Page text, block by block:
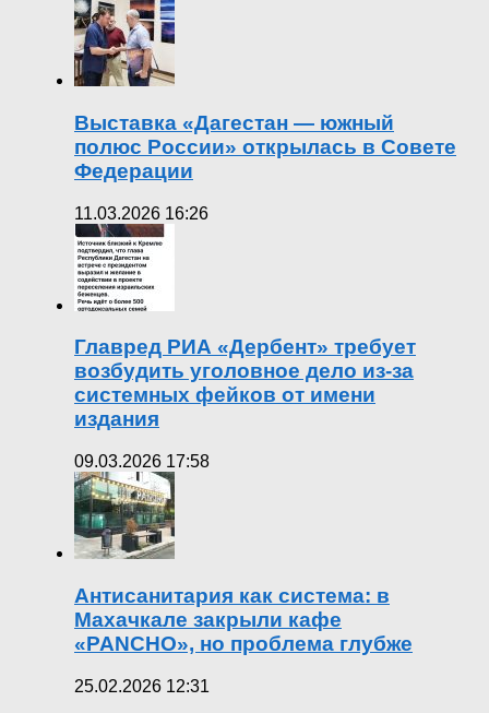
Выставка «Дагестан — южный
полюс России» открылась в Совете
Федерации
11.03.2026 16:26
Главред РИА «Дербент» требует
возбудить уголовное дело из-за
системных фейков от имени
издания
09.03.2026 17:58
Антисанитария как система: в
Махачкале закрыли кафе
«PANCHO», но проблема глубже
25.02.2026 12:31